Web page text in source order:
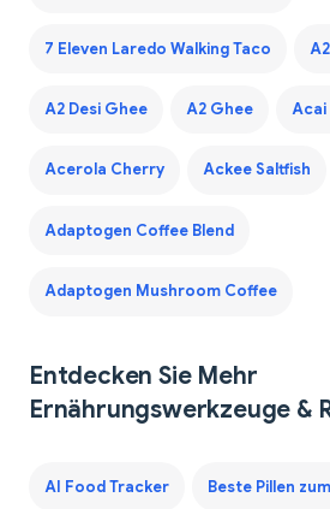
7 Eleven Laredo Walking Taco
A2 Desi Ghee A2 Ghee Acai
Acerola Cherry Ackee Saltfish
Adaptogen Coffee Blend
Adaptogen Mushroom Coffee
Entdecken Sie Mehr
Ernährungswerkzeuge &
AI Food Tracker Beste Pillen